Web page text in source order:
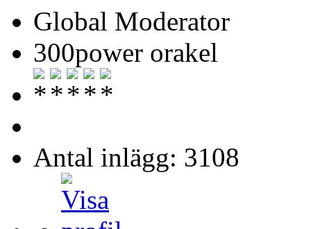
Global Moderator
300power orakel
Antal inlägg: 3108